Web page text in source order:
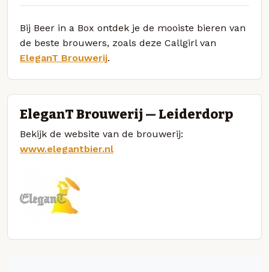
Bij Beer in a Box ontdek je de mooiste bieren van
de beste brouwers, zoals deze Callgirl van
EleganT Brouwerij.
EleganT Brouwerij — Leiderdorp
Bekijk de website van de brouwerij:
www.elegantbier.nl